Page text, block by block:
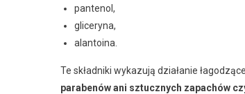
pantenol,
gliceryna,
alantoina.
Te składniki wykazują działanie
parabenów ani sztucznych zapachów